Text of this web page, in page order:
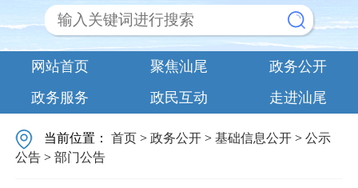
网站首页 聚焦汕尾
政务公开
政务服务
政民互动 走进汕尾
当前位置：首页 >政务公开 >基础信息公开 >公示
公告 >部门公告